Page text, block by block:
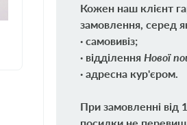
Кожен наш клієнт
замовлення, серед
· самовивіз;
· відділення Нової
· адресна кур'єром.
При замовленні від